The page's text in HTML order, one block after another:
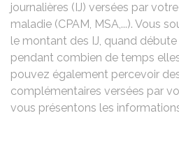
journalières (IJ) versées par
maladie (CPAM, MSA,...). Vous
le montant des IJ, quand
pendant combien de temps
pouvez également percevoir
complémentaires versées par
vous présentons les